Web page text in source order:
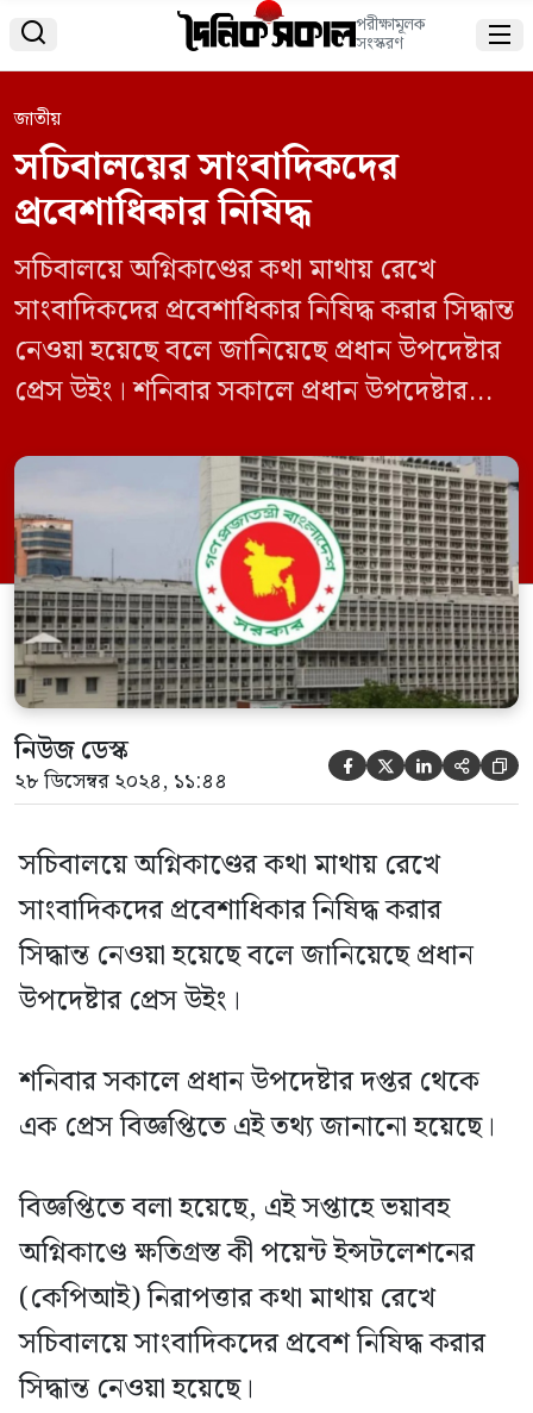
 পরীক্ষামূলক
সংস্করণ 
জাতীয়
সচিবালয়ের সাংবাদিকদের
প্রবেশাধিকার নিষিদ্ধ
সচিবালয়ে অগ্নিকাণ্ডের কথা মাথায় রেখে
সাংবাদিকদের প্রবেশাধিকার নিষিদ্ধ করার সিদ্ধান্ত
নেওয়া হয়েছে বলে জানিয়েছে প্রধান উপদেষ্টার
প্রেস উইং।‌ শনিবার সকালে প্রধান উপদেষ্টার
জানানো হয়েছে। বিজ্ঞপ্তিতে বলা হয়েছে, এই
সপ্তাহে ভয়াবহ অগ্নিকাণ্ডে ক্ষতিগ্রস্ত কী পয়েন্ট
ইন্সটলেশনের (কেপিআই) নিরাপত্তার কথা মাথায়
রেখে সচিবালয়ে সাংবাদিকদের প্রবেশ নিষিদ্ধ
করার সিদ্ধান্ত নেওয়া হয়েছে। […]
নিউজ ডেস্ক
২৮ ডিসেম্বর ২০২৪, ১১:৪৪     
সচিবালয়ে অগ্নিকাণ্ডের কথা মাথায় রেখে
সাংবাদিকদের প্রবেশাধিকার নিষিদ্ধ করার
সিদ্ধান্ত নেওয়া হয়েছে বলে জানিয়েছে প্রধান
উপদেষ্টার প্রেস উইং।‌
শনিবার সকালে প্রধান উপদেষ্টার দপ্তর থেকে
এক প্রেস বিজ্ঞপ্তিতে এই তথ্য জানানো হয়েছে।
বিজ্ঞপ্তিতে বলা হয়েছে, এই সপ্তাহে ভয়াবহ
অগ্নিকাণ্ডে ক্ষতিগ্রস্ত কী পয়েন্ট ইন্সটলেশনের
(কেপিআই) নিরাপত্তার কথা মাথায় রেখে
সচিবালয়ে সাংবাদিকদের প্রবেশ নিষিদ্ধ করার
সিদ্ধান্ত নেওয়া হয়েছে।